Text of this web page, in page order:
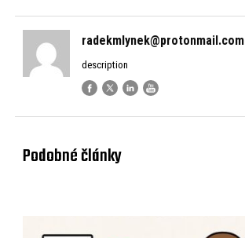
radekmlynek@protonmail.com
description
Podobné články